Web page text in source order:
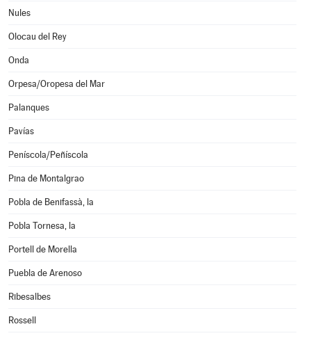
Nules
Olocau del Rey
Onda
Orpesa/Oropesa del Mar
Palanques
Pavías
Peníscola/Peñíscola
Pina de Montalgrao
Pobla de Benifassà, la
Pobla Tornesa, la
Portell de Morella
Puebla de Arenoso
Ribesalbes
Rossell